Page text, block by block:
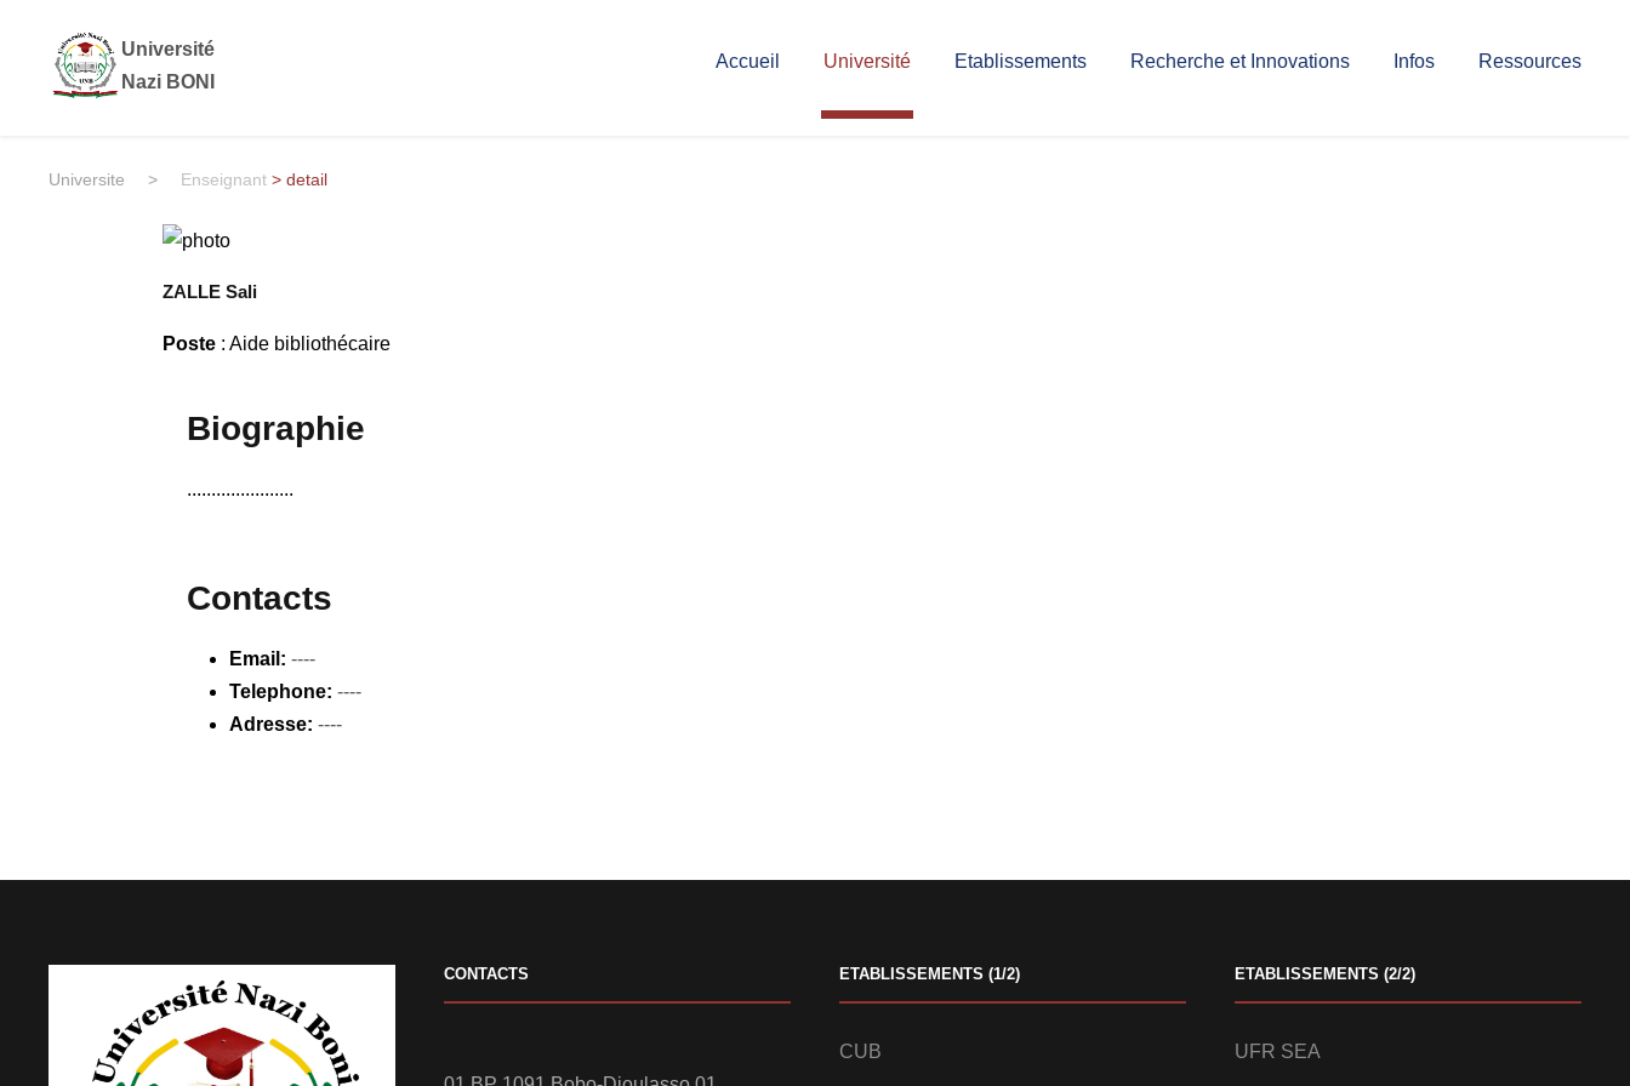
Université
Nazi BONI
Accueil Université Etablissements Recherche et Innovations Infos Ressources
Universite > Enseignant > detail
ZALLE Sali
Poste : Aide bibliothécaire
Biographie
......................
Contacts
Email: ----
Telephone: ----
Adresse: ----
CONTACTS ETABLISSEMENTS (1/2)
CUB
ETABLISSEMENTS (2/2)
UFR SEA